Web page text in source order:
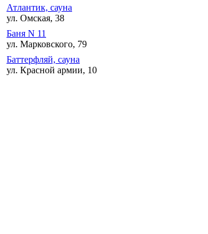
Атлантик, сауна
ул. Омская, 38
Баня N 11
ул. Марковского, 79
Баттерфляй, сауна
ул. Красной армии, 10